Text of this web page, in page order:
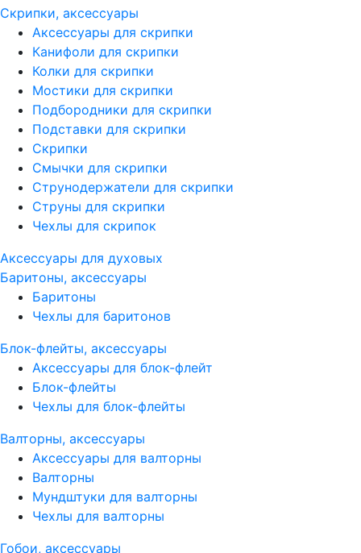
Скрипки, аксессуары
Аксессуары для скрипки
Канифоли для скрипки
Колки для скрипки
Мостики для скрипки
Подбородники для скрипки
Подставки для скрипки
Скрипки
Смычки для скрипки
Струнодержатели для скрипки
Струны для скрипки
Чехлы для скрипок
Аксессуары для духовых
Баритоны, аксессуары
Баритоны
Чехлы для баритонов
Блок-флейты, аксессуары
Аксессуары для блок-флейт
Блок-флейты
Чехлы для блок-флейты
Валторны, аксессуары
Аксессуары для валторны
Валторны
Мундштуки для валторны
Чехлы для валторны
Гобои, аксессуары